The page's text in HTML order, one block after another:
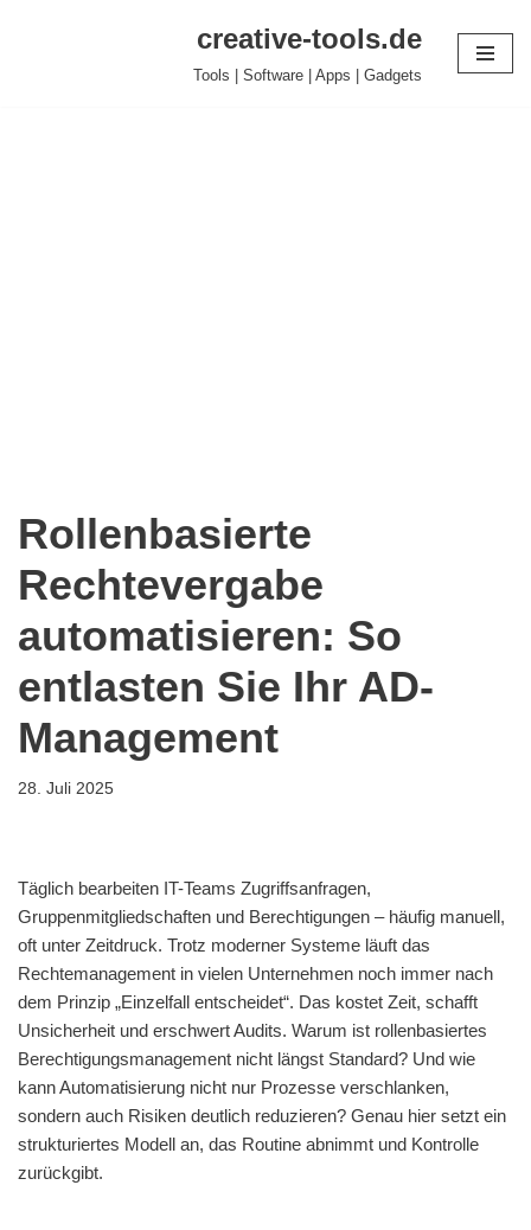
creative-tools.de
Tools | Software | Apps | Gadgets
Rollenbasierte
Rechtevergabe
automatisieren: So
entlasten Sie Ihr AD-
Management
28. Juli 2025
Täglich bearbeiten IT-Teams Zugriffsanfragen,
Gruppenmitgliedschaften und Berechtigungen – häufig manuell,
oft unter Zeitdruck. Trotz moderner Systeme läuft das
Rechtemanagement in vielen Unternehmen noch immer nach
dem Prinzip „Einzelfall entscheidet“. Das kostet Zeit, schafft
Unsicherheit und erschwert Audits. Warum ist rollenbasiertes
Berechtigungsmanagement nicht längst Standard? Und wie
kann Automatisierung nicht nur Prozesse verschlanken,
sondern auch Risiken deutlich reduzieren? Genau hier setzt ein
strukturiertes Modell an, das Routine abnimmt und Kontrolle
zurückgibt.